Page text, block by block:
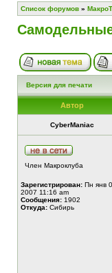
Список форумов »
Версия для печати
Автор
CyberManiac
Член Макроклуба
Зарегистрирован: Пн янв
2007 11:16 am
Сообщения: 1902
Откуда: Сибирь